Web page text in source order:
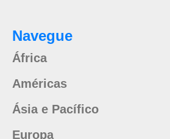
Navegue
África
Américas
Ásia e Pacífico
Europa